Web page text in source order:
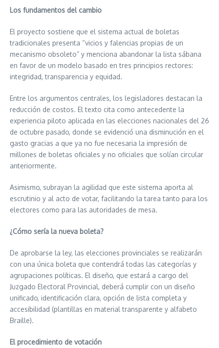
Los fundamentos del cambio
El proyecto sostiene que el sistema actual de boletas
tradicionales presenta “vicios y falencias propias de un
mecanismo obsoleto” y menciona abandonar la lista sábana
en favor de un modelo basado en tres principios rectores:
integridad, transparencia y equidad.
Entre los argumentos centrales, los legisladores destacan la
reducción de costos. El texto cita como antecedente la
experiencia piloto aplicada en las elecciones nacionales del 26
de octubre pasado, donde se evidenció una disminución en el
gasto gracias a que ya no fue necesaria la impresión de
millones de boletas oficiales y no oficiales que solían circular
anteriormente.
Asimismo, subrayan la agilidad que este sistema aporta al
escrutinio y al acto de votar, facilitando la tarea tanto para los
electores como para las autoridades de mesa.
¿Cómo sería la nueva boleta?
De aprobarse la ley, las elecciones provinciales se realizarán
con una única boleta que contendrá todas las categorías y
agrupaciones políticas. El diseño, que estará a cargo del
Juzgado Electoral Provincial, deberá cumplir con un diseño
unificado, identificación clara, opción de lista completa y
accesibilidad (plantillas en material transparente y alfabeto
Braille).
El procedimiento de votación